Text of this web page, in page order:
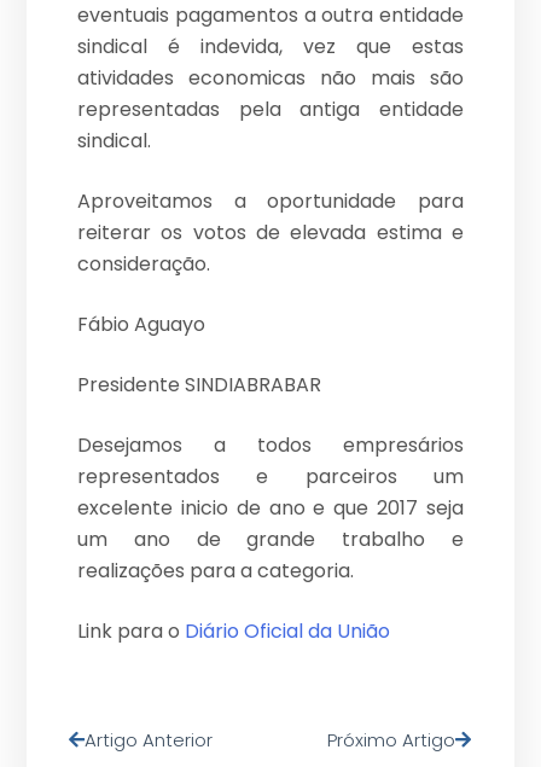
eventuais pagamentos a outra entidade
sindical é indevida, vez que estas
atividades economicas não mais são
representadas pela antiga entidade
sindical.
Aproveitamos a oportunidade para
reiterar os votos de elevada estima e
consideração.
Fábio Aguayo
Presidente SINDIABRABAR
Desejamos a todos empresários
representados e parceiros um
excelente inicio de ano e que 2017 seja
um ano de grande trabalho e
realizações para a categoria.
Link para o Diário Oficial da União
Artigo Anterior Próximo Artigo